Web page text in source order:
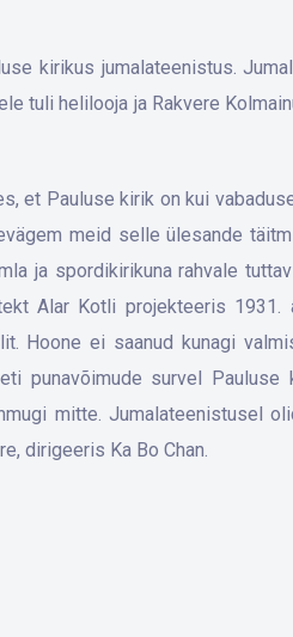
kirikus jumalateenistus.
tuli helilooja ja Rakvere
et Pauluse kirik on kui
meid selle ülesande
ja spordikirikuna rahvale
Alar Kotli projekteeris 1931.
Hoone ei saanud kunagi
punavõimude survel Pauluse
mitte. Jumalateenistusel
dirigeeris Ka Bo Chan.